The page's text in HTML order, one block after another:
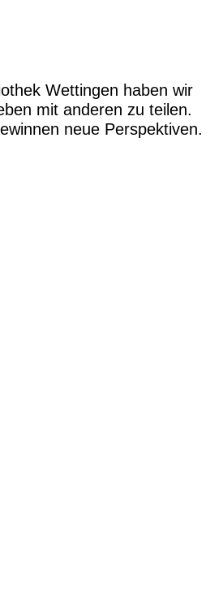
Wettingen haben wir
mit anderen zu teilen.
neue Perspektiven.